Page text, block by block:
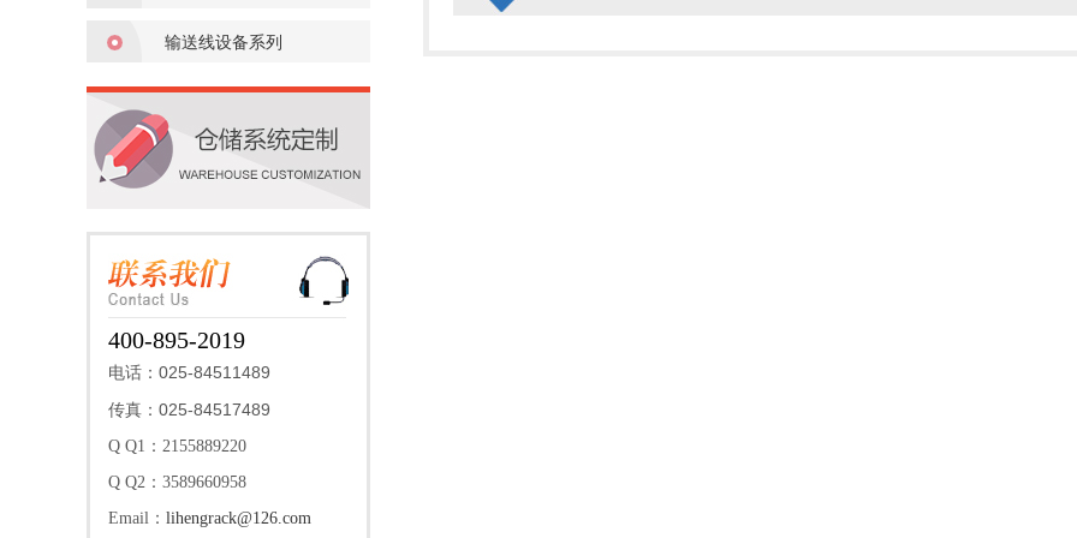
输送线设备系列
400-895-2019
电话： 025-84511489
传真： 025-84517489
Q Q1：2155889220
Q Q2：3589660958
Email： lihengrack@126.com